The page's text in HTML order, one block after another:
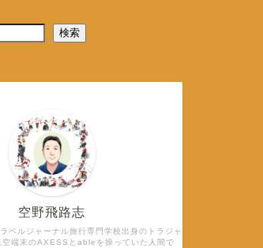
検索
ベルジャーナル旅行専門学校出身のトラジャ
端末のAXESSとableを操っていた人間で
空野飛路志